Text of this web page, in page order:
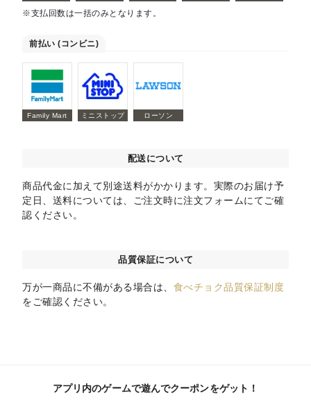
※支払回数は一括のみとなります。
前払い (コンビニ)
Family Mart ミニストップ ローソン
配送について
商品代金に加えて別途送料がかかります。実際のお届け予
定日、送料については、ご注文時に注文フォームにてご確
認ください。
品質保証について
万が一商品に不備がある場合は、 食べチョク品質保証制度
をご確認ください。
アプリ内のゲームで遊んでクーポンをゲット！